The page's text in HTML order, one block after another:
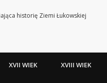
historię Ziemi Łukowskiej
XVII WIEK XVIII WIEK